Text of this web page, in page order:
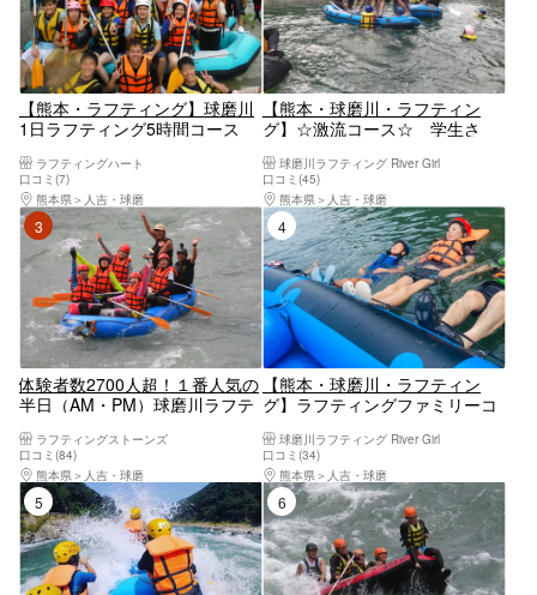
【熊本・ラフティング】球磨川
1日ラフティング5時間コース
フトドリンクサービス）（子供
料金割引あり）
ラフティングハート
口コミ(7)
熊本県
人吉・球磨
【熊本・球磨川・ラフティン
グ】☆激流コース☆ 学生さ
ん・ファミリーさん向け！午
前・午後コース有り！
球磨川ラフティング River Girl
口コミ(45)
熊本県
人吉・球磨
3位
体験者数2700人超！１番人気の
半日（AM・PM）球磨川ラフテ
データ付き】
ラフティングストーンズ
口コミ(84)
熊本県
人吉・球磨
4位
【熊本・球磨川・ラフティン
グ】ラフティングファミリーコ
午前コース！午後コース有り！
球磨川ラフティング River Girl
口コミ(34)
熊本県
人吉・球磨
5位 6位